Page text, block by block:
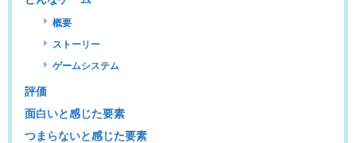
概要
ストーリー
ゲームシステム
評価
面白いと感じた要素
つまらないと感じた要素